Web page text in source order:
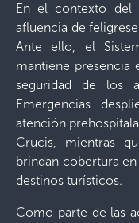
En el contexto del
afluencia de
Ante ello, el
mantiene presencia
seguridad de los
Emergencias
atención
Crucis, mientras
brindan cobertura
destinos turísticos.
Como parte de las